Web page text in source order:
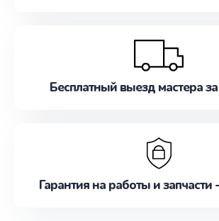
Бесплатный выезд мастера
Гарантия на работы и запчасти